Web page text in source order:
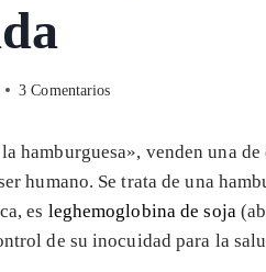
3 Comentarios
hamburguesa», venden una
humano. Se trata de una
es leghemoglobina de soja
de su inocuidad para la